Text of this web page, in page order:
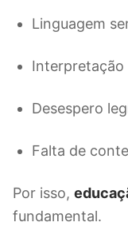
Linguagem
Interpretação
Desespero
Falta de
Por isso,
fundamental.